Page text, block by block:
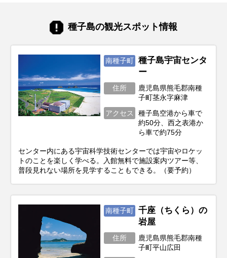
種子島の観光スポット情報
南種子町 種子島宇宙センタ
ー
住所
鹿児島県熊毛郡南種
子町茎永字麻津
アクセス
種子島空港から車で
約50分、西之表港か
ら車で約75分
センター内にある宇宙科学技術センターでは宇宙やロケッ
トのことを楽しく学べる。入館無料で施設案内ツアー等、
普段見れない場所を見学することもできる。（要予約）
南種子町 千座（ちくら）の
岩屋
住所
鹿児島県熊毛郡南種
子町平山広田